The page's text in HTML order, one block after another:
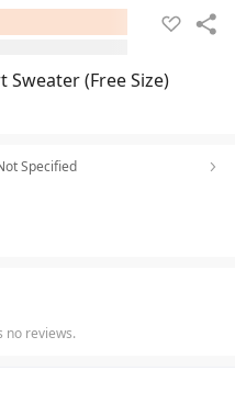
Short Sweater (Free Size)
Specified
no reviews.